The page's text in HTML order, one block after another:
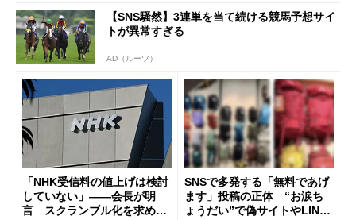
【SNS騒然】3連単を当て続ける競馬予想サイ
トが異常すぎる
AD（ルーツ）
「NHK受信料の値上げは検討
していない」――会長が明
言 スクランブル化を求める
SNSで多発する「無料であげ
ます」投稿の正体 “お涙ち
ょうだい”で偽サイトやLINE